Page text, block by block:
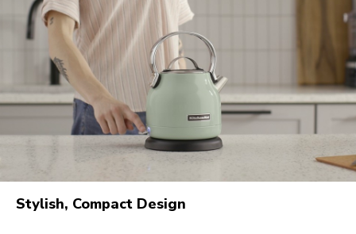
Stylish, Compact Design